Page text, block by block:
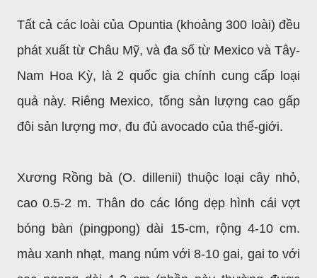
Tất cả các loài của Opuntia (khoảng 300 loài) đều
phát xuất từ Châu Mỹ, và đa số từ Mexico và Tây-
Nam Hoa Kỳ, là 2 quốc gia chính cung cấp loại
quả này. Riêng Mexico, tổng sản lượng cao gấp
đôi sản lượng mơ, đu đủ avocado của thế-giới.
Xương Rồng bà (O. dillenii) thuộc loại cây nhỏ,
cao 0.5-2 m. Thân do các lóng dẹp hình cái vợt
bóng bàn (pingpong) dài 15-cm, rộng 4-10 cm.
màu xanh nhạt, mang núm với 8-10 gai, gai to với